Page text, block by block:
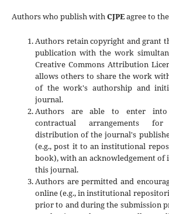
Authors who publish with CJPEagree to
Authors retain copyright and grant
publication with the work
Creative Commons Attribution
allows others to share the work
of the work's authorship and
journal.
Authors are able to enter into
contractual arrangements
distribution of the journal's
(e.g., post it to an institutional
book), with an acknowledgement
this journal.
Authors are permitted and
online (e.g., in institutional
prior to and during the submission